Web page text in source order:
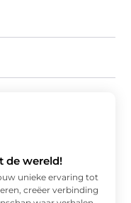
de wereld!
unieke ervaring tot
creëer verbinding